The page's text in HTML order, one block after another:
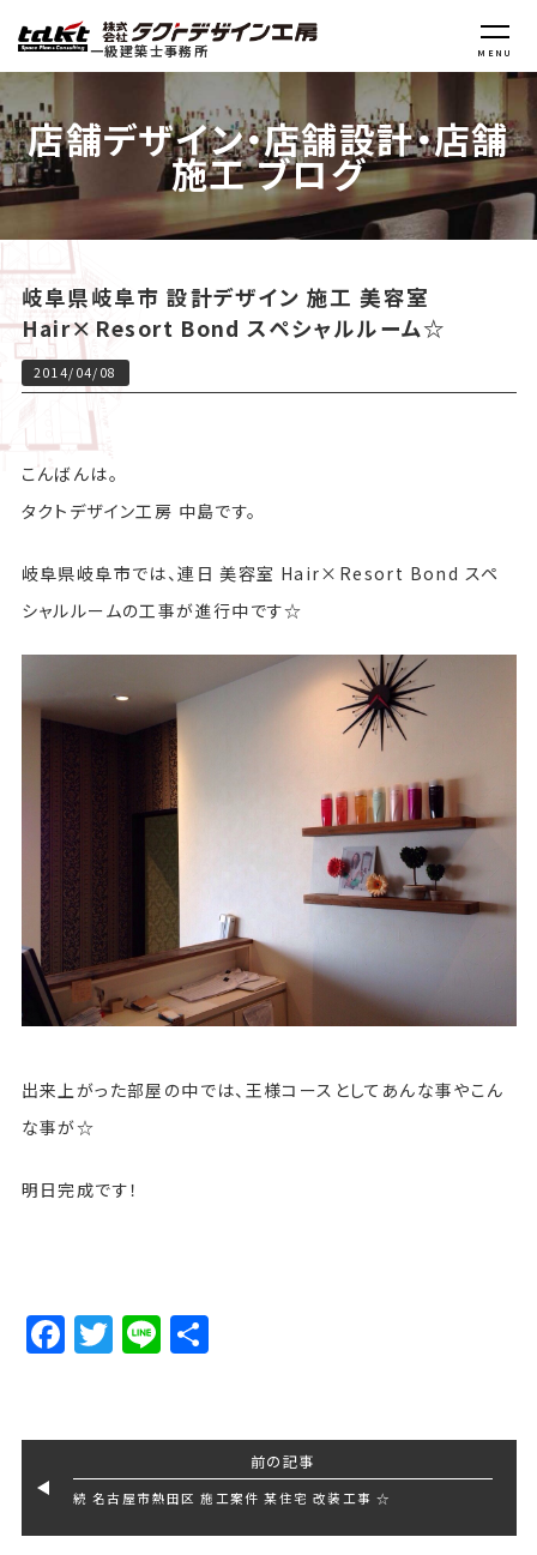
一級建築士事務所 MENU
店舗デザイン・店舗設計・店舗
施工 ブログ
岐阜県岐阜市 設計デザイン 施工 美容室
Hair×Resort Bond スペシャルルーム☆
2014/04/08
こんばんは。
タクトデザイン工房 中島です。
岐阜県岐阜市では、連日 美容室 Hair×Resort Bond スペ
シャルルームの工事が進行中です☆
出来上がった部屋の中では、王様コースとしてあんな事やこん
な事が☆
明日完成です！
Facebook
Twitter
LineShare
前の記事
続 名古屋市熱田区 施工案件 某住宅 改装工事 ☆